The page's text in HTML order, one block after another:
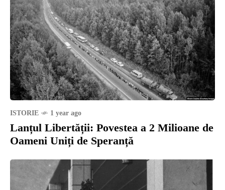
ISTORIE 1 year ago
Lanțul Libertății: Povestea a 2 Milioane de
Oameni Uniți de Speranță